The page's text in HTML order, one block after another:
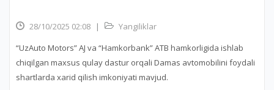
28/10/2025 02:08 |
Yangiliklar
“UzAuto Motors” AJ va “Hamkorbank” ATB hamkorligida ishlab
chiqilgan maxsus qulay dastur orqali Damas avtomobilini foydali
shartlarda xarid qilish imkoniyati mavjud.